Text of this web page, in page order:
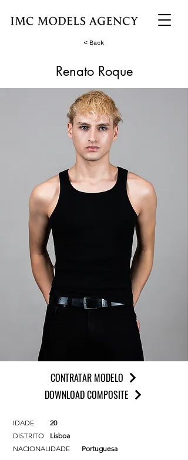
< Back
Renato Roque
CONTRATAR MODELO
DOWNLOAD COMPOSITE
IDADE
20
DISTRITO
Lisboa
NACIONALIDADE
Portuguesa